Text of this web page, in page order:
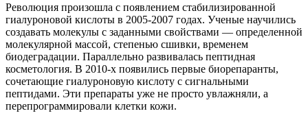
Революция произошла с появлением стабилизированной
гиалуроновой кислоты в 2005-2007 годах. Ученые научились
создавать молекулы с заданными свойствами — определенной
молекулярной массой, степенью сшивки, временем
биодеградации. Параллельно развивалась пептидная
косметология. В 2010-х появились первые биорепаранты,
сочетающие гиалуроновую кислоту с сигнальными
пептидами. Эти препараты уже не просто увлажняли, а
перепрограммировали клетки кожи.